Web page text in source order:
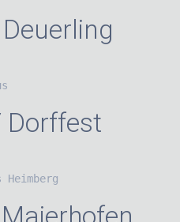
Dorffest
Heimberg